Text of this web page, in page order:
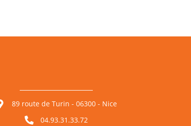
89 route de Turin - 06300 - Nice
04.93.31.33.72